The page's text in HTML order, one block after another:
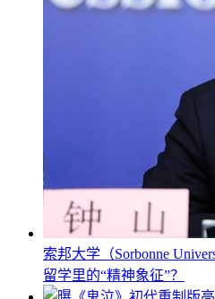
索邦大学（Sorbonne
留学里的“精神象征”？